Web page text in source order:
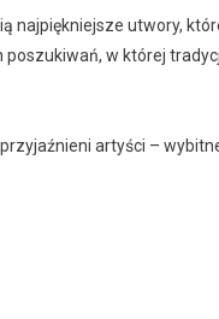
najpiękniejsze utwory,
w której
artyści –